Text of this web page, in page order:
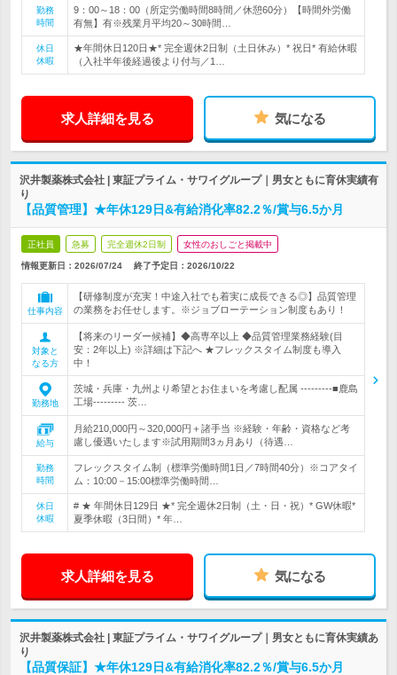
勤務
時間
9：00～18：00（所定労働時間8時間／休憩60分）【時間外労働
有無】有※残業月平均20～30時間…
休日
休暇
★年間休日120日★* 完全週休2日制（土日休み）* 祝日* 有給休暇
（入社半年後経過後より付与／1…
求人詳細を見る 気になる
沢井製薬株式会社 | 東証プライム・サワイグループ｜男女ともに育休実績有
り
【品質管理】★年休129日&有給消化率82.2％/賞与6.5か月
正社員 急募 完全週休2日制 女性のおしごと掲載中
情報更新日：2026/07/24 終了予定日： 2026/10/22
仕事内容
【研修制度が充実！中途入社でも着実に成長できる◎】品質管理
の業務をお任せします。※ジョブローテーション制度もあり！
対象と
なる方
【将来のリーダー候補】◆高専卒以上 ◆品質管理業務経験(目
安：2年以上) ※詳細は下記へ ★フレックスタイム制度も導入
中！
勤務地
茨城・兵庫・九州より希望とお住まいを考慮し配属 ---------■鹿島
工場--------- 茨…
給与
月給210,000円～320,000円＋諸手当 ※経験・年齢・資格など考
慮し優遇いたします※試用期間3ヵ月あり（待遇…
勤務
時間
フレックスタイム制（標準労働時間1日／7時間40分）※コアタイ
ム：10:00－15:00標準労働時間…
休日
休暇
# ★ 年間休日129日 ★* 完全週休2日制（土・日・祝）* GW休暇*
夏季休暇（3日間）* 年…
求人詳細を見る 気になる
沢井製薬株式会社 | 東証プライム・サワイグループ｜男女ともに育休実績あ
り
【品質保証】★年休129日&有給消化率82.2％/賞与6.5か月